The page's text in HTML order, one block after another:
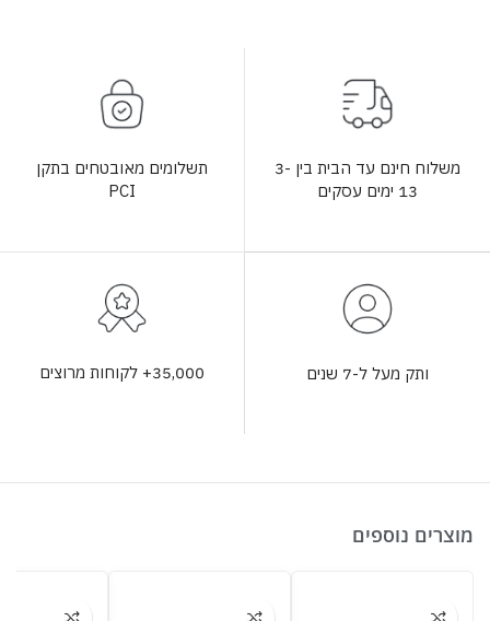
משלוח חינם עד הבית בין 3-
13 ימים עסקים
תשלומים מאובטחים בתקן
PCI
ותק מעל ל-7 שנים 35,000+ לקוחות מרוצים
מוצרים נוספים